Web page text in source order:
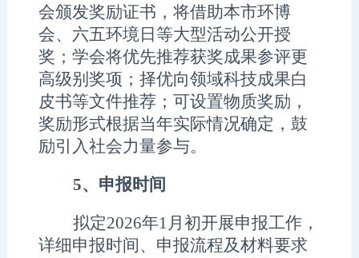
会颁发奖励证书，将借助本市环博
会、六五环境日等大型活动公开授
奖；学会将优先推荐获奖成果参评更
高级别奖项；择优向领域科技成果白
皮书等文件推荐 ；可设置物质奖励，
奖励形式根据当年实际情况确定，鼓
励引入社会力量参与。
5、申报时间
拟定2026年1月初开展申报工作，
详细申报时间、申报流程及材料要求